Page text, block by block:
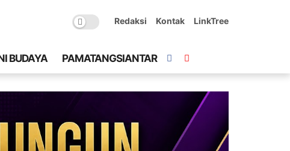
Redaksi Kontak LinkTree
BUDAYA PAMATANGSIANTAR